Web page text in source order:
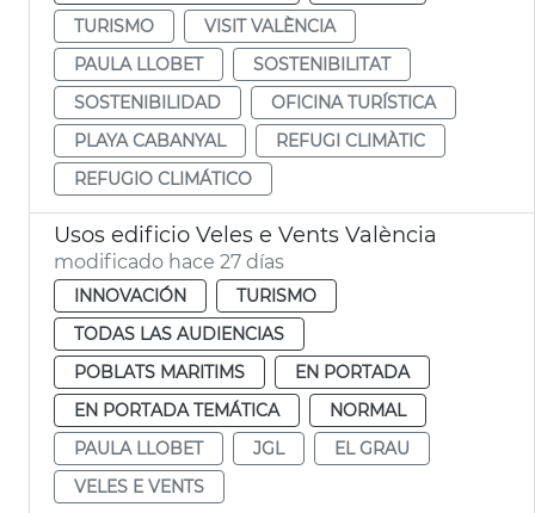
TURISMO
VISIT VALÈNCIA
PAULA LLOBET
SOSTENIBILITAT
SOSTENIBILIDAD
OFICINA TURÍSTICA
PLAYA CABANYAL
REFUGI CLIMÀTIC
REFUGIO CLIMÁTICO
Usos edificio Veles e Vents València
modificado hace 27 días
INNOVACIÓN
TURISMO
TODAS LAS AUDIENCIAS
POBLATS MARITIMS
EN PORTADA
EN PORTADA TEMÁTICA
NORMAL
PAULA LLOBET
JGL
EL GRAU
VELES E VENTS